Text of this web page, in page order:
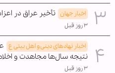
اخبار جهان تأخیر عراق در
۳ روز قبل
اخبار نهادهای دینی و اهل بیتی ع
نتیجه سال‌ها مجاهدت و
۳ روز قبل